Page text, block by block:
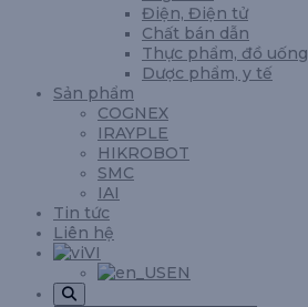
Điện, Điện tử
Chất bán dẫn
Thực phẩm, đồ uống
Dược phẩm, y tế
Sản phẩm
COGNEX
IRAYPLE
HIKROBOT
SMC
IAI
Tin tức
Liên hệ
VI
EN